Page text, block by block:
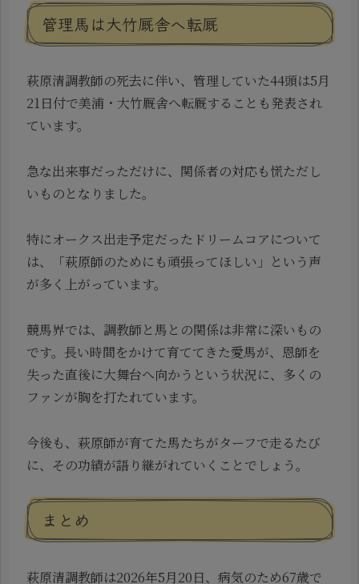
管理馬は大竹厩舎へ転厩
萩原清調教師の死去に伴い、管理していた44頭は5月
21日付で美浦・大竹厩舎へ転厩することも発表され
ています。
急な出来事だっただけに、関係者の対応も慌ただし
いものとなりました。
特にオークス出走予定だったドリームコアについて
は、「萩原師のためにも頑張ってほしい」という声
が多く上がっています。
競馬界では、調教師と馬との関係は非常に深いもの
です。長い時間をかけて育ててきた愛馬が、恩師を
失った直後に大舞台へ向かうという状況に、多くの
ファンが胸を打たれています。
今後も、萩原師が育てた馬たちがターフで走るたび
に、その功績が語り継がれていくことでしょう。
まとめ
萩原清調教師は2026年5月20日、病気のため67歳で